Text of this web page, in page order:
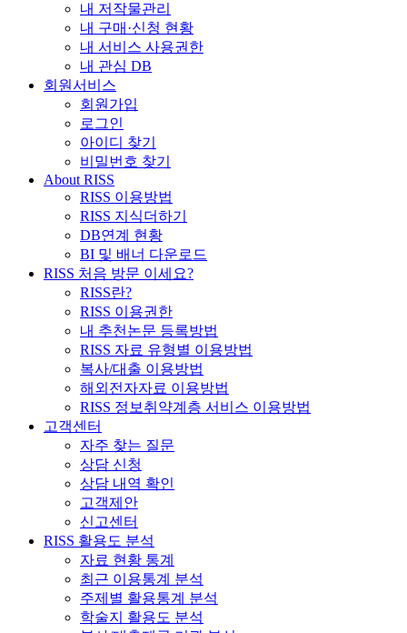
내 저작물관리
내 구매·신청 현황
내 서비스 사용권한
내 관심 DB
회원서비스
회원가입
로그인
아이디 찾기
비밀번호 찾기
About RISS
RISS 이용방법
RISS 지식더하기
DB연계 현황
BI 및 배너 다운로드
RISS 처음 방문 이세요?
RISS란?
RISS 이용권한
내 추천논문 등록방법
RISS 자료 유형별 이용방법
복사/대출 이용방법
해외전자자료 이용방법
RISS 정보취약계층 서비스 이용방법
고객센터
자주 찾는 질문
상담 신청
상담 내역 확인
고객제안
신고센터
RISS 활용도 분석
자료 현황 통계
최근 이용통계 분석
주제별 활용통계 분석
학술지 활용도 분석